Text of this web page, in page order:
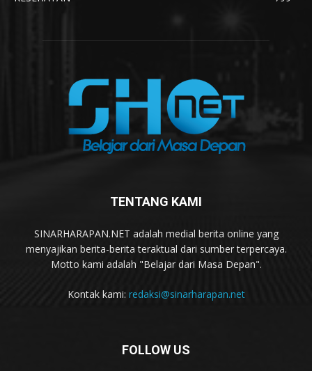
TENTANG KAMI
SINARHARAPAN.NET adalah medial berita online yang
menyajikan berita-berita teraktual dari sumber terpercaya.
Motto kami adalah "Belajar dari Masa Depan".
Kontak kami: redaksi@sinarharapan.net
FOLLOW US